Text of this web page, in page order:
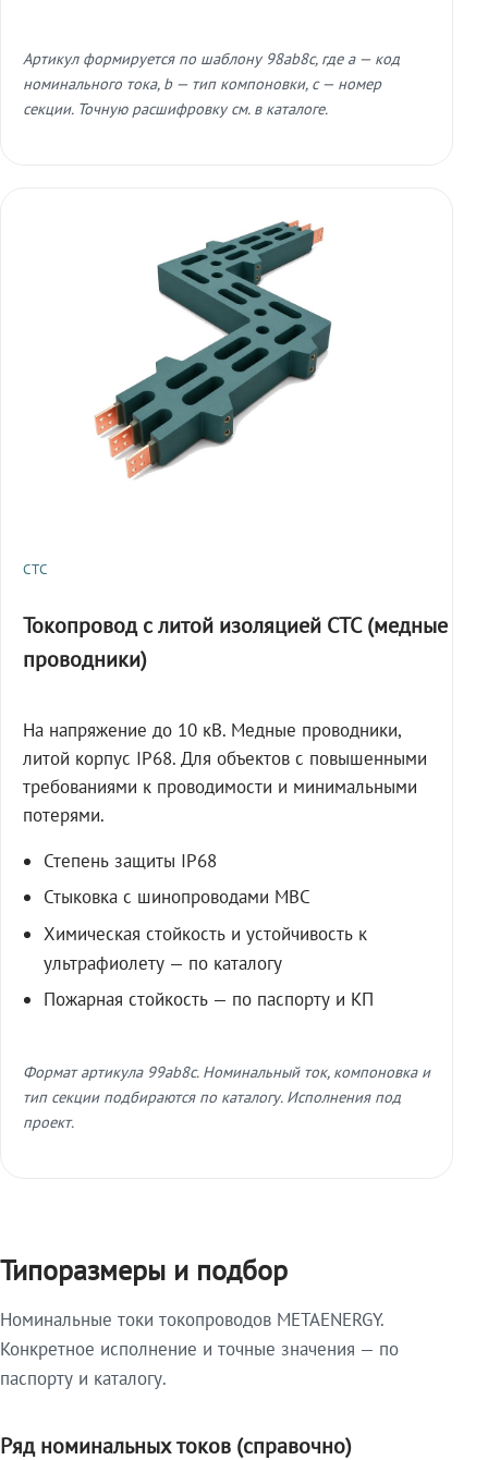
Артикул формируется по шаблону 98ab8c, где a — код
номинального тока, b — тип компоновки, c — номер
секции. Точную расшифровку см. в каталоге.
СТС
Токопровод с литой изоляцией СТС (медные
проводники)
На напряжение до 10 кВ. Медные проводники,
литой корпус IP68. Для объектов с повышенными
требованиями к проводимости и минимальными
потерями.
Степень защиты IP68
Стыковка с шинопроводами МВС
Химическая стойкость и устойчивость к
ультрафиолету — по каталогу
Пожарная стойкость — по паспорту и КП
Формат артикула 99ab8c. Номинальный ток, компоновка и
тип секции подбираются по каталогу. Исполнения под
проект.
Типоразмеры и подбор
Номинальные токи токопроводов METAENERGY.
Конкретное исполнение и точные значения — по
паспорту и каталогу.
Ряд номинальных токов (справочно)